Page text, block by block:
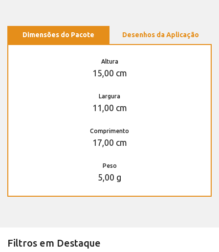
Dimensões do Pacote Desenhos da Aplicação
Altura
15,00 cm
Largura
11,00 cm
Comprimento
17,00 cm
Peso
5,00 g
Filtros em Destaque